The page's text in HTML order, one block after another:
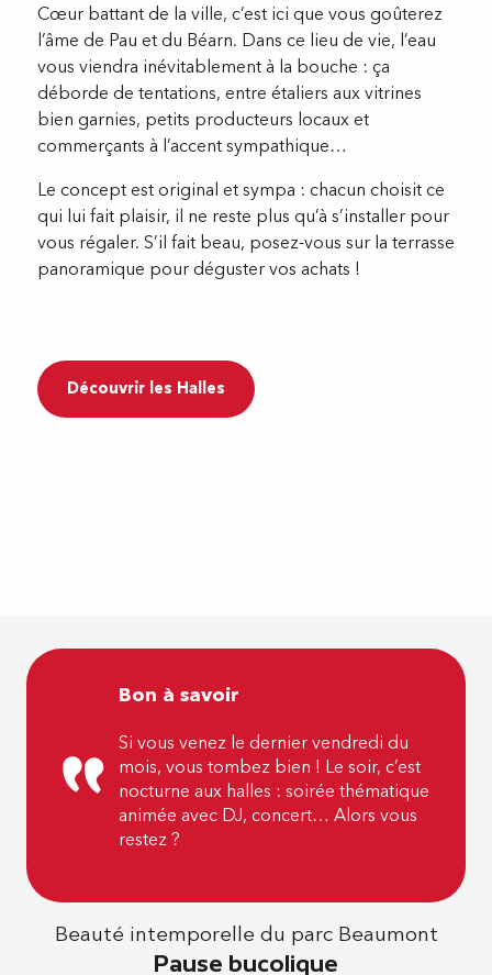
Cœur battant de la ville, c’est ici que vous goûterez
l’âme de Pau et du Béarn. Dans ce lieu de vie, l’eau
vous viendra inévitablement à la bouche : ça
déborde de tentations, entre étaliers aux vitrines
bien garnies, petits producteurs locaux et
commerçants à l’accent sympathique…
Le concept est original et sympa : chacun choisit ce
qui lui fait plaisir, il ne reste plus qu’à s’installer pour
vous régaler. S’il fait beau, posez-vous sur la terrasse
panoramique pour déguster vos achats !
Découvrir les Halles
Bon à savoir
Si vous venez le dernier vendredi du
mois, vous tombez bien ! Le soir, c’est
nocturne aux halles : soirée thématique
animée avec DJ, concert… Alors vous
restez ?
Beauté intemporelle du parc Beaumont
Pause bucolique